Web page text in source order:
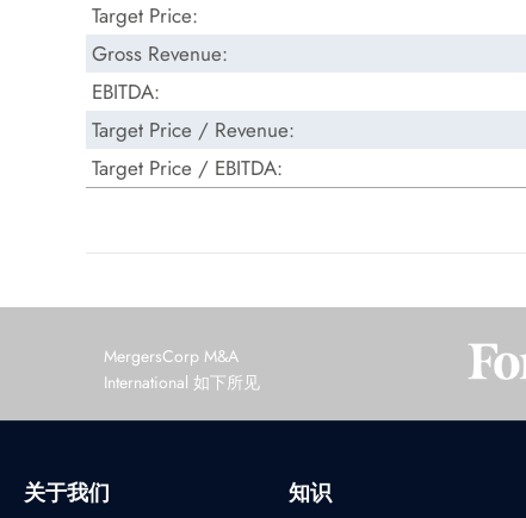
Target Price:
Gross Revenue:
EBITDA:
Target Price / Revenue:
Target Price / EBITDA:
MergersCorp M&A
International 如下所见
关于我们 知识